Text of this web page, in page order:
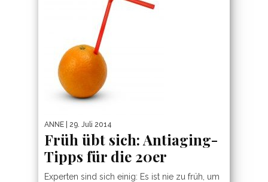
ANNE | 29. Juli 2014
Früh übt sich: Antiaging-
Tipps für die 20er
Experten sind sich einig: Es ist nie zu früh, um